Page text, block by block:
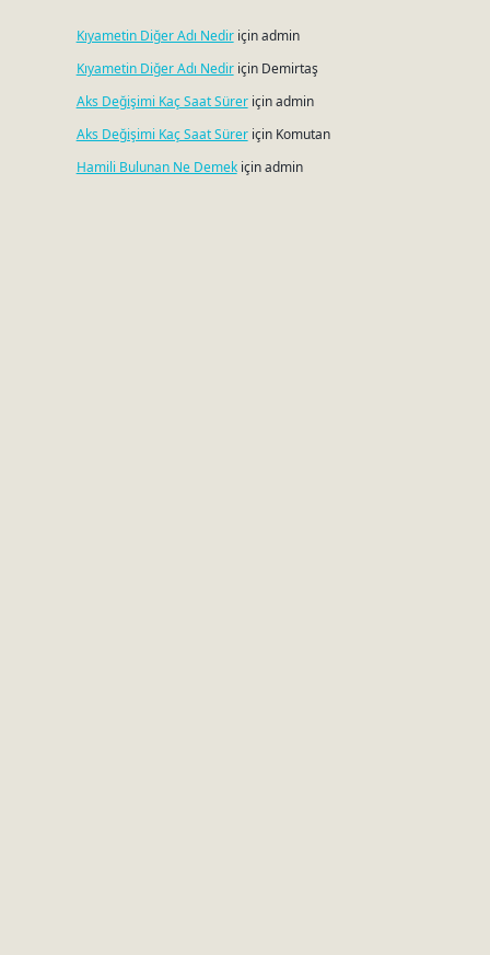
Kıyametin Diğer Adı Nediriçinadmin
Kıyametin Diğer Adı Nediriçin Demirtaş
Aks Değişimi Kaç Saat Süreriçinadmin
Aks Değişimi Kaç Saat Süreriçin Komutan
Hamili Bulunan Ne Demekiçinadmin